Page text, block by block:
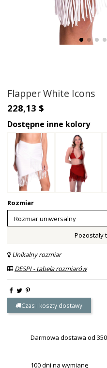
Flapper White Icons
228,13 $
Dostępne inne kolory
Rozmiar
Pozostały
Unikalny rozmiar
DESPI - tabela rozmiarów
Czas i koszty dostawy
Darmowa dostawa od 350
100 dni na wymianę